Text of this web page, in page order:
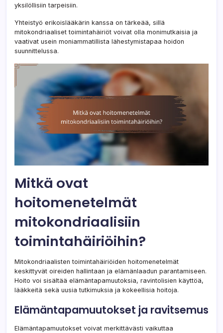
yksilöllisiin tarpeisiin.
Yhteistyö erikoislääkärin kanssa on tärkeää, sillä
mitokondriaaliset toimintahäiriöt voivat olla monimutkaisia ja
vaativat usein moniammatillista lähestymistapaa hoidon
suunnittelussa.
Mitkä ovat
hoitomenetelmät
mitokondriaalisiin
toimintahäiriöihin?
Mitokondriaalisten toimintahäiriöiden hoitomenetelmät
keskittyvät oireiden hallintaan ja elämänlaadun parantamiseen.
Hoito voi sisältää elämäntapamuutoksia, ravintolisien käyttöä,
lääkkeitä sekä uusia tutkimuksia ja kokeellisia hoitoja.
Elämäntapamuutokset ja ravitsemus
Elämäntapamuutokset voivat merkittävästi vaikuttaa